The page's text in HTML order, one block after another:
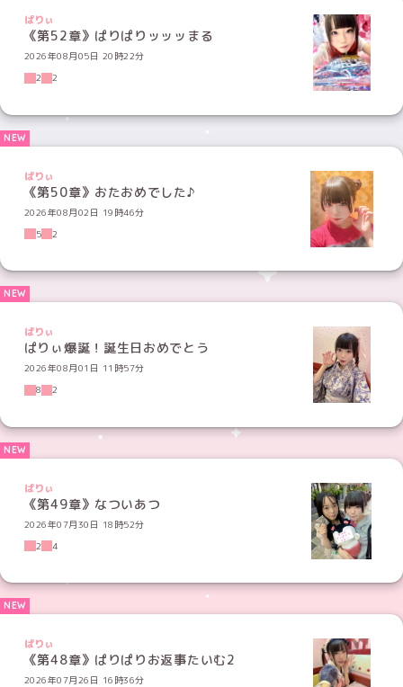
ぱりぃ
《第52章》ぱりぱりッッッまる
2026年08月05日 20時22分
2
2
ぱりぃ
《第50章》おたおめでした♪
2026年08月02日 19時46分
5
2
ぱりぃ
ぱりぃ爆誕！誕生日おめでとう
2026年08月01日 11時57分
8
2
ぱりぃ
《第49章》なついあつ
2026年07月30日 18時52分
2
4
ぱりぃ
《第48章》ぱりぱりお返事たいむ2
2026年07月26日 16時36分